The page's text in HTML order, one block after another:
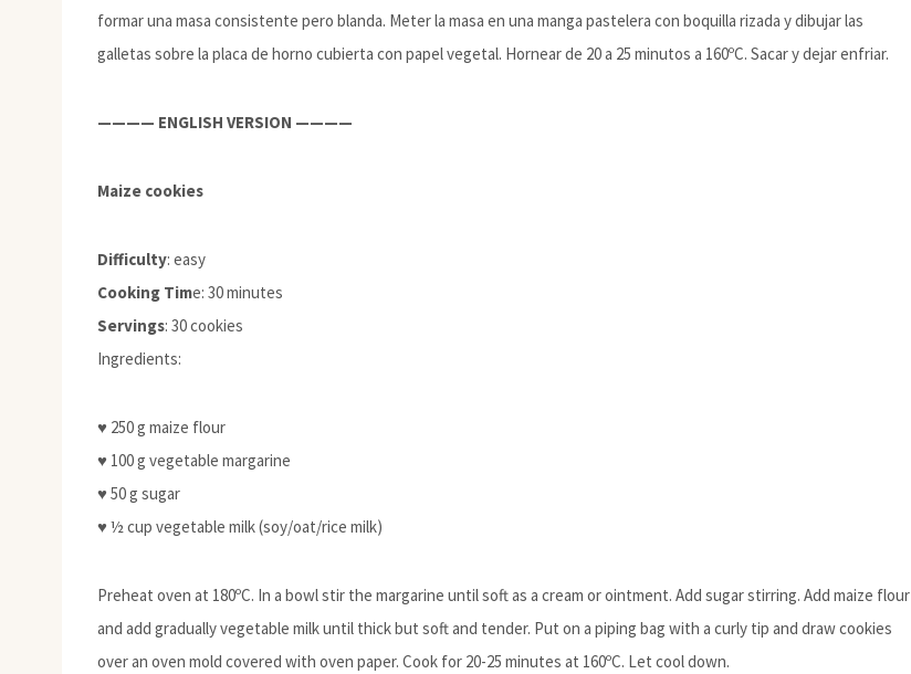
formar una masa consistente pero blanda. Meter la masa en una manga pastelera con boquilla rizada y dibujar las
galletas sobre la placa de horno cubierta con papel vegetal. Hornear de 20 a 25 minutos a 160ºC. Sacar y dejar enfriar.
———— ENGLISH VERSION ————
Maize cookies
Difficulty: easy
Cooking Time: 30 minutes
Servings: 30 cookies
Ingredients:
♥ 250 g maize flour
♥ 100 g vegetable margarine
♥ 50 g sugar
♥ ½ cup vegetable milk (soy/oat/rice milk)
Preheat oven at 180ºC. In a bowl stir the margarine until soft as a cream or ointment. Add sugar stirring. Add maize flour
and add gradually vegetable milk until thick but soft and tender. Put on a piping bag with a curly tip and draw cookies
over an oven mold covered with oven paper. Cook for 20-25 minutes at 160ºC. Let cool down.